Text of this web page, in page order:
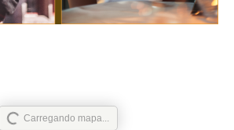
Carregando mapa...